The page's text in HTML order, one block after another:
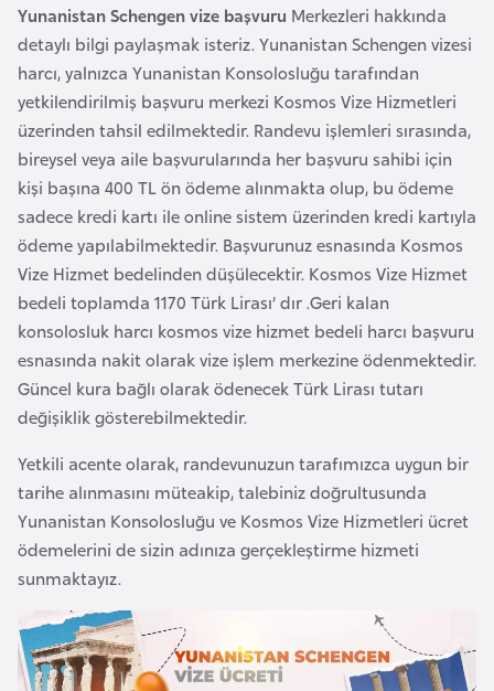
Yunanistan Schengen vize başvuru Merkezleri hakkında
detaylı bilgi paylaşmak isteriz. Yunanistan Schengen vizesi
harcı, yalnızca Yunanistan Konsolosluğu tarafından
yetkilendirilmiş başvuru merkezi Kosmos Vize Hizmetleri
üzerinden tahsil edilmektedir. Randevu işlemleri sırasında,
bireysel veya aile başvurularında her başvuru sahibi için
kişi başına 400 TL ön ödeme alınmakta olup, bu ödeme
sadece kredi kartı ile online sistem üzerinden kredi kartıyla
ödeme yapılabilmektedir. Başvurunuz esnasında Kosmos
Vize Hizmet bedelinden düşülecektir. Kosmos Vize Hizmet
bedeli toplamda 1170 Türk Lirası’ dır .Geri kalan
konsolosluk harcı kosmos vize hizmet bedeli harcı başvuru
esnasında nakit olarak vize işlem merkezine ödenmektedir.
Güncel kura bağlı olarak ödenecek Türk Lirası tutarı
değişiklik gösterebilmektedir.
Yetkili acente olarak, randevunuzun tarafımızca uygun bir
tarihe alınmasını müteakip, talebiniz doğrultusunda
Yunanistan Konsolosluğu ve Kosmos Vize Hizmetleri ücret
ödemelerini de sizin adınıza gerçekleştirme hizmeti
sunmaktayız.
e
l
a
r
u
s
B
e
l
ç
i
k
a
B
e
n
i
n
B
o